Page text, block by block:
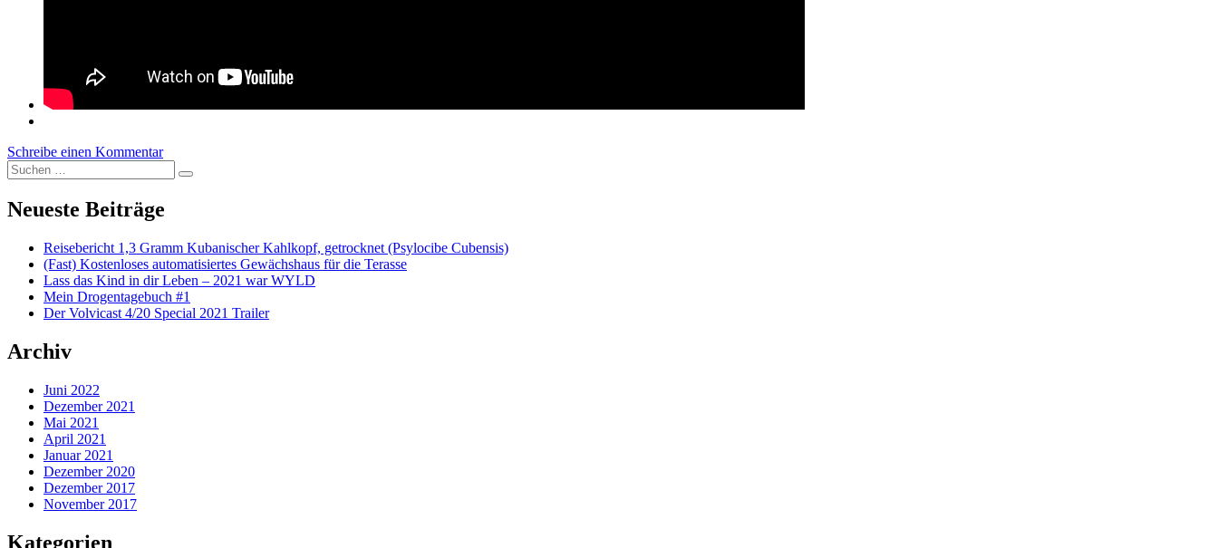
Schreibe einen Kommentarzu Volvicast 0044 | Der Markt regelt das schon mit der Kündigung
Suchen nach:
Suchen
Neueste Beiträge
Reisebericht 1,3 Gramm Kubanischer Kahlkopf, getrocknet (Psylocibe Cubensis)
(Fast) Kostenloses automatisiertes Gewächshaus für die Terasse
Lass das Kind in dir Leben – 2021 war WYLD
Mein Drogentagebuch #1
Der Volvicast 4/20 Special 2021 Trailer
Archiv
Juni 2022
Dezember 2021
Mai 2021
April 2021
Januar 2021
Dezember 2020
Dezember 2017
November 2017
Kategorien